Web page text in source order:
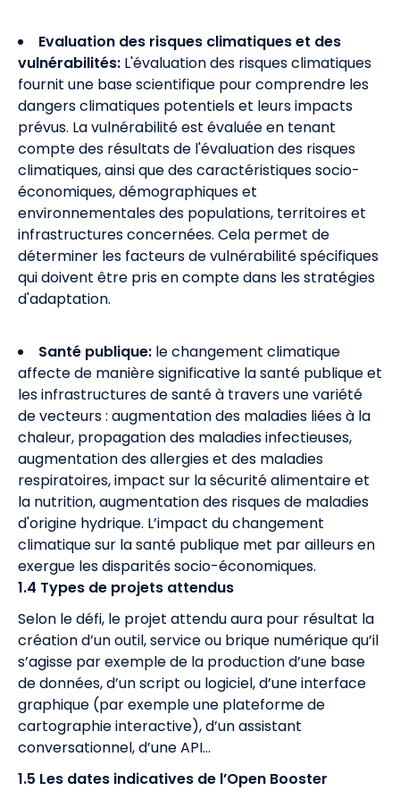
Evaluation des risques climatiques et des
vulnérabilités: L'évaluation des risques climatiques
fournit une base scientifique pour comprendre les
dangers climatiques potentiels et leurs impacts
prévus. La vulnérabilité est évaluée en tenant
compte des résultats de l'évaluation des risques
climatiques, ainsi que des caractéristiques socio-
économiques, démographiques et
environnementales des populations, territoires et
infrastructures concernées. Cela permet de
déterminer les facteurs de vulnérabilité spécifiques
qui doivent être pris en compte dans les stratégies
d'adaptation.
Santé publique: le changement climatique
affecte de manière significative la santé publique et
les infrastructures de santé à travers une variété
de vecteurs : augmentation des maladies liées à la
chaleur, propagation des maladies infectieuses,
augmentation des allergies et des maladies
respiratoires, impact sur la sécurité alimentaire et
la nutrition, augmentation des risques de maladies
d'origine hydrique. L’impact du changement
climatique sur la santé publique met par ailleurs en
exergue les disparités socio-économiques.
1.4 Types de projets attendus
Selon le défi, le projet attendu aura pour résultat la
création d’un outil, service ou brique numérique qu’il
s’agisse par exemple de la production d’une base
de données, d’un script ou logiciel, d’une interface
graphique (par exemple une plateforme de
cartographie interactive), d’un assistant
conversationnel, d’une API…
1.5 Les dates indicatives de l’Open Booster